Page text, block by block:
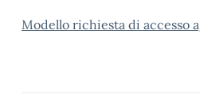
Modello richiesta di accesso